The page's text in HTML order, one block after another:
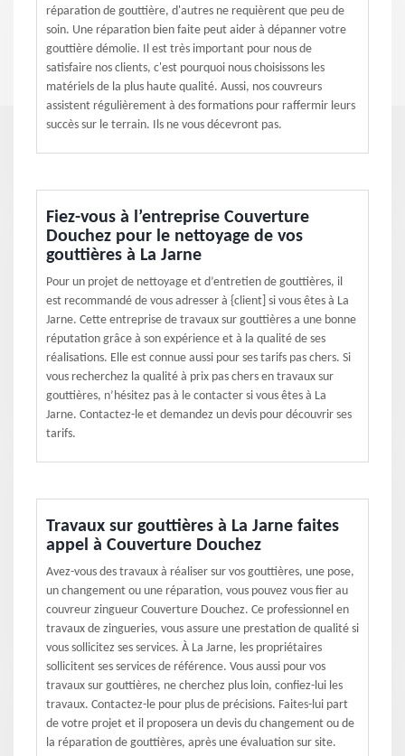
réparation de gouttière, d'autres ne requièrent que peu de
soin. Une réparation bien faite peut aider à dépanner votre
gouttière démolie. Il est très important pour nous de
satisfaire nos clients, c'est pourquoi nous choisissons les
matériels de la plus haute qualité. Aussi, nos couvreurs
assistent régulièrement à des formations pour raffermir leurs
succès sur le terrain. Ils ne vous décevront pas.
Fiez-vous à l’entreprise Couverture
Douchez pour le nettoyage de vos
gouttières à La Jarne
Pour un projet de nettoyage et d’entretien de gouttières, il
est recommandé de vous adresser à {client] si vous êtes à La
Jarne. Cette entreprise de travaux sur gouttières a une bonne
réputation grâce à son expérience et à la qualité de ses
réalisations. Elle est connue aussi pour ses tarifs pas chers. Si
vous recherchez la qualité à prix pas chers en travaux sur
gouttières, n’hésitez pas à le contacter si vous êtes à La
Jarne. Contactez-le et demandez un devis pour découvrir ses
tarifs.
Travaux sur gouttières à La Jarne faites
appel à Couverture Douchez
Avez-vous des travaux à réaliser sur vos gouttières, une pose,
un changement ou une réparation, vous pouvez vous fier au
couvreur zingueur Couverture Douchez. Ce professionnel en
travaux de zingueries, vous assure une prestation de qualité si
vous sollicitez ses services. À La Jarne, les propriétaires
sollicitent ses services de référence. Vous aussi pour vos
travaux sur gouttières, ne cherchez plus loin, confiez-lui les
travaux. Contactez-le pour plus de précisions. Faites-lui part
de votre projet et il proposera un devis du changement ou de
la réparation de gouttières, après une évaluation sur site.